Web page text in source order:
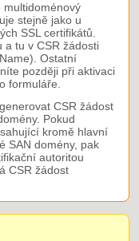
multidoménový
stejně jako u
SSL certifikátů.
a tu v CSR žádosti
Ostatní
později při aktivaci
formuláře.
CSR žádost
Pokud
kromě hlavní
SAN domény, pak
autoritou
CSR žádost